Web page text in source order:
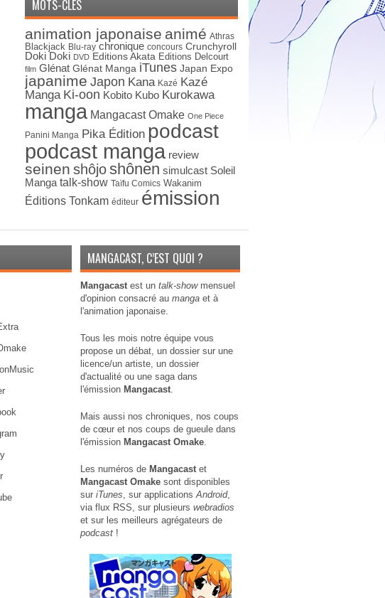
MOTS-CLÉS
animation japonaise animé Athras
Blackjack Blu-ray chronique concours Crunchyroll
Doki Doki DVD Editions Akata Editions Delcourt
film Glénat Glénat Manga iTunes Japan Expo
japanime Japon Kana Kazé Kazé
Manga Ki-oon Kobito Kubo Kurokawa
manga Mangacast Omake One Piece
Panini Manga Pika Édition podcast
podcast manga review
seinen shôjoshônen simulcast Soleil
Manga talk-show Taïfu Comics Wakanim
Éditions Tonkam éditeur émission
MANGACAST, C’EST QUOI ?
Mangacastest un talk-showmensuel
d'opinion consacré au manga et à
l'animation japonaise.
Tous les mois notre équipe vous
propose un débat, un dossier sur une
licence/un artiste, un dossier
d'actualité ou une saga dans
l'émission Mangacast.
Mais aussi nos chroniques, nos coups
de cœur et nos coups de gueule dans
l'émission Mangacast Omake.
Les numéros de Mangacastet
Mangacast Omake sont disponibles
sur iTunes, sur applicationsAndroid,
via flux RSS, sur plusieurs webradios
et sur les meilleurs agrégateurs de
podcast !